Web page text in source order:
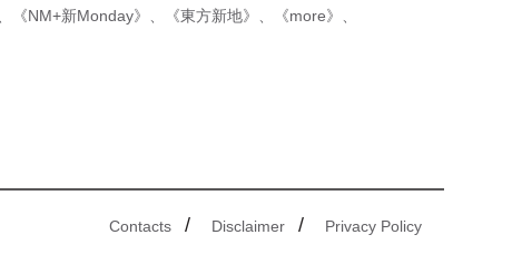
《NM+新Monday》 《東方新地》 《more》
Contacts / Disclaimer / Privacy Policy